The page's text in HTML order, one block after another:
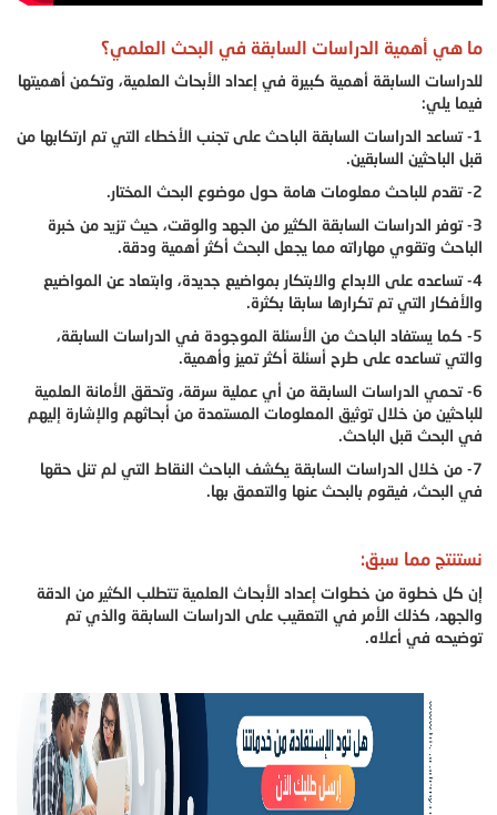
ما هي أهمية الدراسات السابقة في البحث العلمي؟
للدراسات السابقة أهمية كبيرة في إعداد الأبحاث العلمية، وتكمن أهميتها
فيما يلي:
1- تساعد الدراسات السابقة الباحث على تجنب الأخطاء التي تم ارتكابها من
قبل الباحثين السابقين.
2- تقدم للباحث معلومات هامة حول موضوع البحث المختار.
3- توفر الدراسات السابقة الكثير من الجهد والوقت، حيث تزيد من خبرة
الباحث وتقوي مهاراته مما يجعل البحث أكثر أهمية ودقة.
4- تساعده على الابداع والابتكار بمواضيع جديدة، وابتعاد عن المواضيع
والأفكار التي تم تكرارها سابقا بكثرة.
5- كما يستفاد الباحث من الأسئلة الموجودة في الدراسات السابقة،
والتي تساعده على طرح أسئلة أكثر تميز وأهمية.
6- تحمي الدراسات السابقة من أي عملية سرقة، وتحقق الأمانة العلمية
للباحثين من خلال توثيق المعلومات المستمدة من أبحاثهم والإشارة إليهم
في البحث قبل الباحث.
7- من خلال الدراسات السابقة يكشف الباحث النقاط التي لم تنل حقها
في البحث، فيقوم بالبحث عنها والتعمق بها.
نستنتج مما سبق:
إن كل خطوة من خطوات إعداد الأبحاث العلمية تتطلب الكثير من الدقة
والجهد، كذلك الأمر في التعقيب على الدراسات السابقة والذي تم
توضيحه في أعلاه.